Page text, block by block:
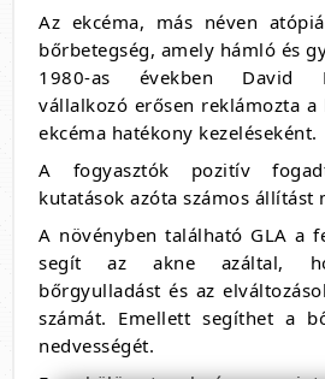
Az ekcéma, más néven
bőrbetegség, amely hámló és
1980-as években David
vállalkozó erősen reklámozta
ekcéma hatékony kezeléseként.
A fogyasztók pozitív
kutatások azóta számos állítást
A növényben található GLA a
segít az akne azáltal,
bőrgyulladást és az
számát. Emellett segíthet a
nedvességét.